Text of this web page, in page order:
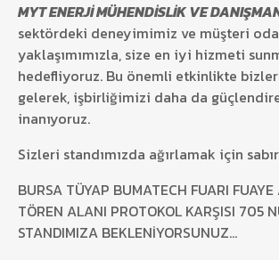
MYT ENERJİ MÜHENDİSLİK VE
sektördeki deneyimimiz ve müşteri
yaklaşımımızla, size en iyi hizmeti
hedefliyoruz. Bu önemli etkinlikte
gelerek, işbirliğimizi daha da
inanıyoruz.
Sizleri standımızda ağırlamak için
BURSA TÜYAP BUMATECH FUARI
TÖREN ALANI PROTOKOL KARŞISI 705
STANDIMIZA BEKLENİYORSUNUZ…